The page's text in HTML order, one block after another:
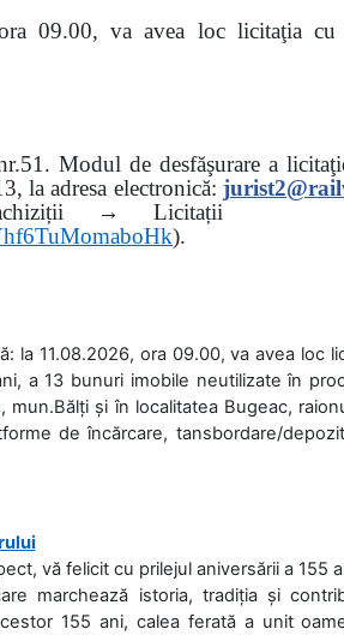
09.00, va avea loc licitaţia cu
Modul de desfăşurare a
la adresa electronică:
achiziții →
).
la 11.08.2026, ora 09.00, va avea loc
a 13 bunuri imobile neutilizate în
și în localitatea Bugeac,
de încărcare, tansbordare/
vă felicit cu prilejul aniversării a 155
marchează istoria, tradiția și
155 ani, calea ferată a unit